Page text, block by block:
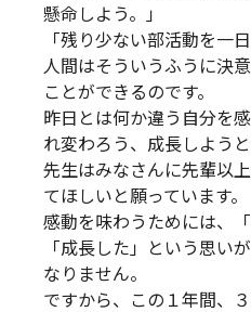
懸命しよう。」
「残り少ない部活動を一
人間はそういうふうに決
ことができるのです。
昨日とは何か違う自分を
れ変わろう、成長しよう
先生はみなさんに先輩以
てほしいと願っています。
感動を味わうためには、
「成長した」という思い
なりません。
ですから、この１年間、